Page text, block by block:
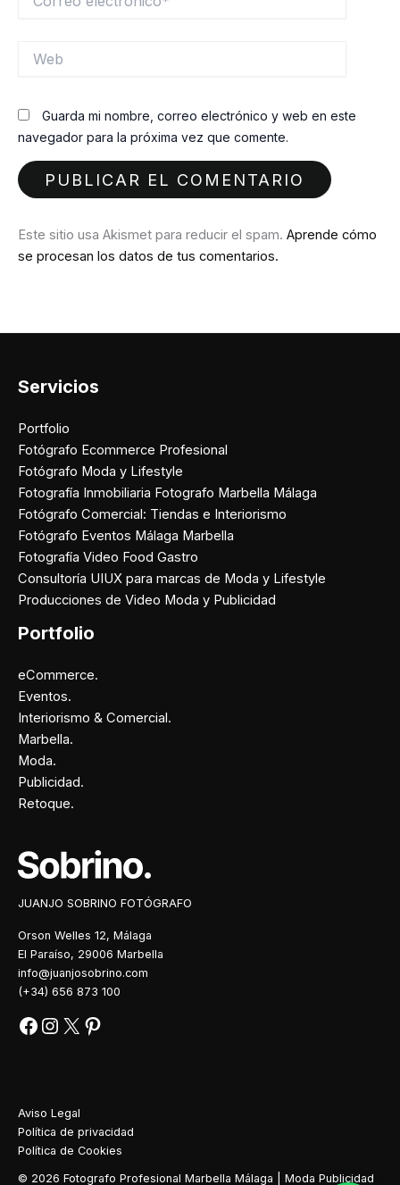
electrónico*
Guarda mi nombre, correo electrónico y web en este
navegador para la próxima vez que comente.
Este sitio usa Akismet para reducir el spam. Aprende cómo
se procesan los datos de tus comentarios.
Servicios
Portfolio
Fotógrafo Ecommerce Profesional
Fotógrafo Moda y Lifestyle
Fotografía Inmobiliaria Fotografo Marbella Málaga
Fotógrafo Comercial: Tiendas e Interiorismo
Fotógrafo Eventos Málaga Marbella
Fotografía Video Food Gastro
Consultoría UIUX para marcas de Moda y Lifestyle
Producciones de Video Moda y Publicidad
Portfolio
eCommerce.
Eventos.
Interiorismo & Comercial.
Marbella.
Moda.
Publicidad.
Retoque.
JUANJO SOBRINO FOTÓGRAFO
Orson Welles 12, Málaga
El Paraíso, 29006 Marbella
info@juanjosobrino.com
(+34) 656 873 100
Aviso Legal
Política de privacidad
Política de Cookies
© 2026 Fotografo Profesional Marbella Málaga | Moda Publicidad